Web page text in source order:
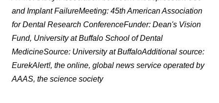
and Implant FailureMeeting: 45th American Association
for Dental Research ConferenceFunder: Dean's Vision
Fund, University at Buffalo School of Dental
MedicineSource: University at BuffaloAdditional source:
EurekAlert!, the online, global news service operated by
AAAS, the science society